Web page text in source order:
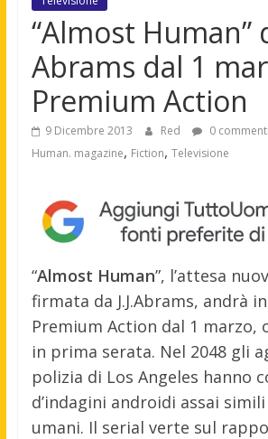
“Almost Human”
Abrams dal 1
Premium Action
9 Dicembre 2013 Red 0 commenti
Human. magazine, Fiction, Televisione
“Almost Human”, l’attesa
firmata da J.J.Abrams, andrà
Premium Action dal 1 marzo,
in prima serata. Nel 2048 gli
polizia di Los Angeles hanno
d’indagini androidi assai
umani. Il serial verte sul